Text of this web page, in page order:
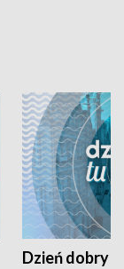
Dzień dobry